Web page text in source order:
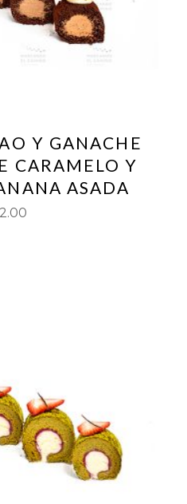
Y GANACHE
CARAMELO Y
ASADA
2.00